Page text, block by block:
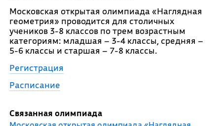
Московская открытая олимпиада «Наглядная
геометрия» проводится для столичных
учеников 3-8 классов по трем возрастным
категориям: младшая – 3-4 классы, средняя –
5-6 классы и старшая – 7-8 классы.
Регистрация
Расписание
Связанная олимпиада